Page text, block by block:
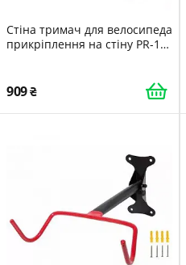
Стіна тримач для велосипеда
прикріплення на стіну PR-14
909